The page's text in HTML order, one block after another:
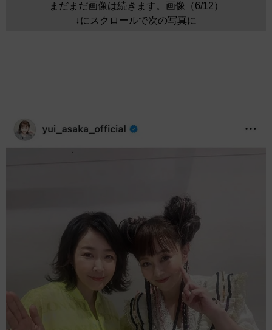
まだまだ画像は続きます。画像（6/12）
↓にスクロールで次の写真に